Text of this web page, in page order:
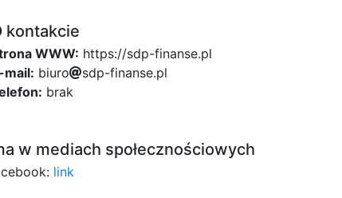
kontakcie
WWW: https://sdp-finanse.pl
mail: biuro877
c
sdp-874
fin7
a3
nse29
.pl
brak
w mediach społecznościowych
link